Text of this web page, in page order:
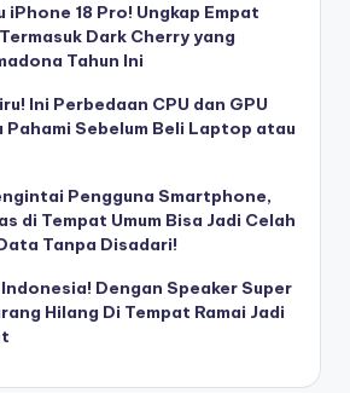
18 Pro! Ungkap Empat
Dark Cherry yang
Tahun Ini
Ini Perbedaan CPU dan GPU
Pahami Sebelum Beli Laptop atau
Pengguna Smartphone,
di Tempat Umum Bisa Jadi Celah
Tanpa Disadari!
Dengan Speaker Super
Hilang Di Tempat Ramai Jadi